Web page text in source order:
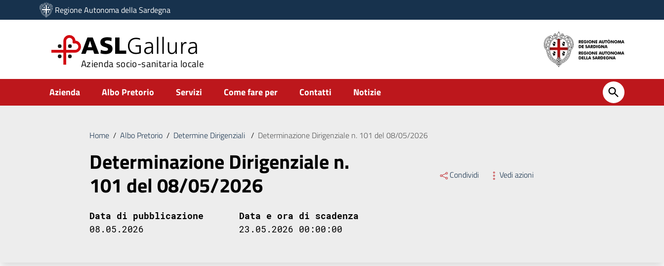
Vai ai contenuti
Vai al menu di navigazione
Regione Autonoma della Sardegna
ASLGallura
Azienda socio-sanitaria locale
Submenu
Azienda Albo Pretorio Servizi Come fare per Contatti Notizie
Home / Albo Pretorio / Determine Dirigenziali / Determinazione Dirigenziale n. 101 del 08/05/2026
Determinazione Dirigenziale n.
101 del 08/05/2026 Condividi Vedi azioni
Data di pubblicazione
08.05.2026
Data e ora di scadenza
23.05.2026 00:00:00